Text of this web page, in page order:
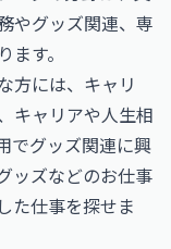
やグッズ関連、専
す。
には、 キャリ
キャリアや人生相
でグッズ関連に興
ッズなどのお仕事
た仕事を探せま